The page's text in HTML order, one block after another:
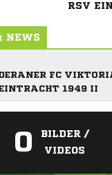
RSV
NEWS
FC
1949 II
0
BILDER /
VIDEOS